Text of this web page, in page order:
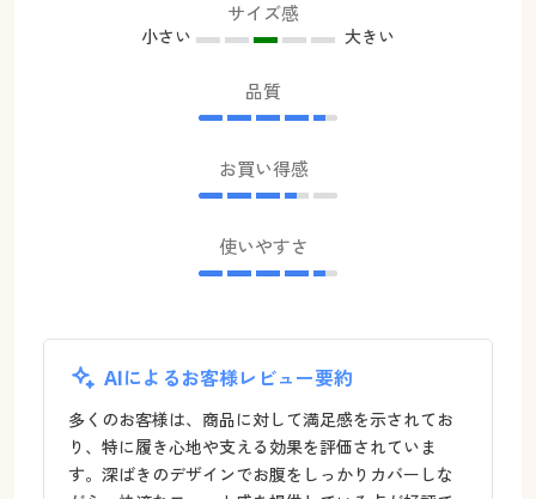
サイズ感
小さい 大きい
品質
お買い得感
使いやすさ
AIによるお客様レビュー要約
多くのお客様は、商品に対して満足感を示されてお
り、特に履き心地や支える効果を評価されていま
す。深ばきのデザインでお腹をしっかりカバーしな